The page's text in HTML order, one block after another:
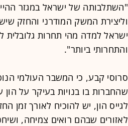
"השתלבותה של ישראל במגזר
וליצירת המשק המודרני והחזק
ישראל למדה מהי תחרות גלובלית
והתחרותי ביותר".
סרוסי קבע, כי המשבר העולמי
שהחברות בו בנויות בעיקר על
לגייס הון, יש להוכיח לאורך זמן
לאזורים שבהם רואים צמיחה,